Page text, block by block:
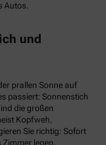
Autos.
und
prallen Sonne auf
passiert: Sonnenstich
die großen
Kopfweh,
Sie richtig: Sofort
Zimmer legen.